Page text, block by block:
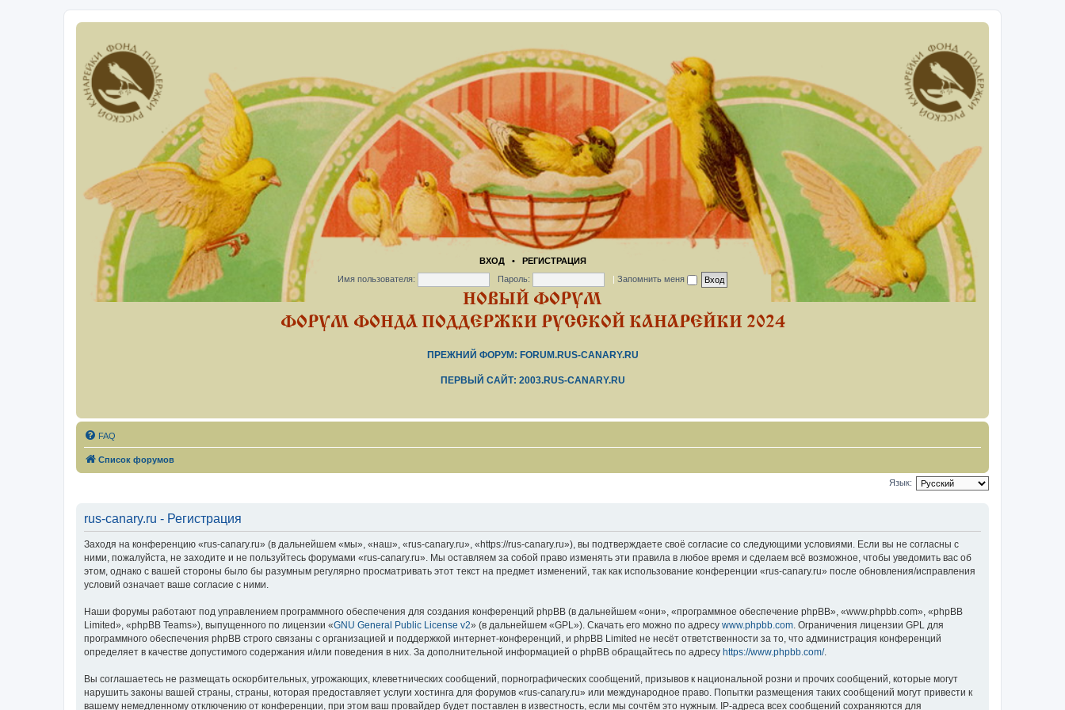
ВХОД• РЕГИСТРАЦИЯ
Имя пользователя:
Пароль: | Запомнить меня
НОВЫЙ ФОРУМ
ФОРУМ ФОНДА ПОДДЕРЖКИ РУССКОЙ КАНАРЕЙКИ 2024
ПРЕЖНИЙ ФОРУМ: FORUM.RUS-CANARY.RU
ПЕРВЫЙ САЙТ: 2003.RUS-CANARY.RU
FAQ
Список форумов
Язык:
rus-canary.ru - Регистрация
Заходя на конференцию «rus-canary.ru» (в дальнейшем «мы», «наш», «rus-canary.ru», «https://rus-canary.ru»), вы подтверждаете своё согласие со следующими условиями. Если вы не согласны с
ними, пожалуйста, не заходите и не пользуйтесь форумами «rus-canary.ru». Мы оставляем за собой право изменять эти правила в любое время и сделаем всё возможное, чтобы уведомить вас об
этом, однако с вашей стороны было бы разумным регулярно просматривать этот текст на предмет изменений, так как использование конференции «rus-canary.ru» после обновления/исправления
условий означает ваше согласие с ними.
Наши форумы работают под управлением программного обеспечения для создания конференций phpBB (в дальнейшем «они», «программное обеспечение phpBB», «www.phpbb.com», «phpBB
Limited», «phpBB Teams»), выпущенного по лицензии «GNU General Public License v2» (в дальнейшем «GPL»). Скачать его можно по адресу www.phpbb.com. Ограничения лицензии GPL для
программного обеспечения phpBB строго связаны с организацией и поддержкой интернет-конференций, и phpBB Limited не несёт ответственности за то, что администрация конференций
определяет в качестве допустимого содержания и/или поведения в них. За дополнительной информацией о phpBB обращайтесь по адресу https://www.phpbb.com/.
Вы соглашаетесь не размещать оскорбительных, угрожающих, клеветнических сообщений, порнографических сообщений, призывов к национальной розни и прочих сообщений, которые могут
нарушить законы вашей страны, страны, которая предоставляет услуги хостинга для форумов «rus-canary.ru» или международное право. Попытки размещения таких сообщений могут привести к
вашему немедленному отключению от конференции, при этом ваш провайдер будет поставлен в известность, если мы сочтём это нужным. IP-адреса всех сообщений сохраняются для